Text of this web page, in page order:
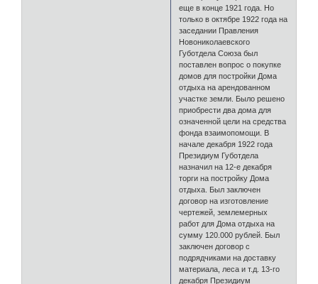
еще в конце 1921 года. Но
только в октябре 1922 года на
заседании Правления
Новониколаевского
Губотдела Союза был
поставлен вопрос о покупке
домов для постройки Дома
отдыха на арендованном
участке земли. Было решено
приобрести два дома для
означенной цели на средства
фонда взаимопомощи. В
начале декабря 1922 года
Президиум Губотдела
назначил на 12-е декабря
торги на постройку Дома
отдыха. Был заключен
договор на изготовление
чертежей, землемерных
работ для Дома отдыха на
сумму 120.000 рублей. Был
заключен договор с
подрядчиками на доставку
материала, леса и т.д. 13-го
декабря Президиум